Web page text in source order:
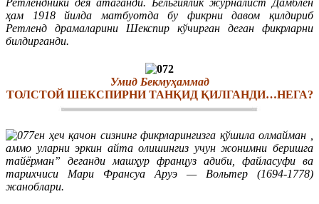
ҳам 1918 йилда матбуотда бу фикрни давом қилдириб
Ретленд драмаларини Шекспир кўчирган деган фикрларни
билдирганди.
Умид Бекмуҳаммад
ТОЛСТОЙ ШЕКСПИРНИ ТАНҚИД ҚИЛГАНДИ…НЕГА?
ен ҳеч қачон сизнинг фикрларингизга қўшила олмайман ,
аммо уларни эркин айта олишингиз учун жонимни беришга
тайёрман” деганди машҳур француз адиби, файласуфи ва
тарихчиси Мари Франсуа Аруэ — Вольтер (1694-1778)
жаноблари.